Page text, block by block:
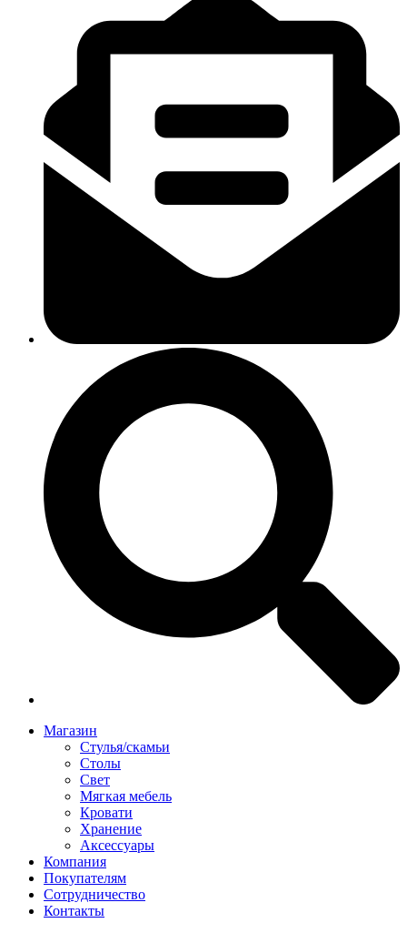
Магазин
Стулья/скамьи
Столы
Свет
Мягкая мебель
Кровати
Хранение
Аксессуары
Компания
Покупателям
Сотрудничество
Контакты